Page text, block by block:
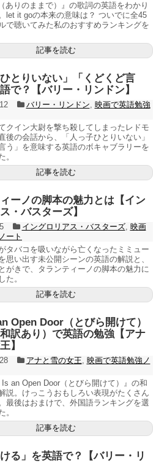
ありのままで）』の歌詞の英語をわかり
let it goの本来の意味は？ ついでに全45
で聴いてみた私のおすすめランキングを
記事を読む
ひとりいない」「くどくど言
で？【バリー・リンドン】
バリー・リンドン, 映画で英語勉強
クイン大尉を撃ち殺してしまったレドモ
後の会話から、「人っ子ひとりいない」
う」を意味する英語のボキャブラリーを
。
記事を読む
ーノの脚本の魅力とは【イン
・バスターズ】
イングロリアス・バスターズ, 映画
ート
タバコを吸いながら亡くなったミミュー
思い出す未公開シーンの英語の解説と、
がきで、タランティーノの脚本の魅力に
た。
記事を読む
Open Door（とびら開けて）
訳あり）で英語の勉強【アナ
】
アナと雪の女王, 映画で英語勉強ノ
an Open Door（とびら開けて）』の和
説。けっこうおもしろい表現がたくさん
最後はおまけで、外国語ランキングを選
。
記事を読む
ける」を英語で？【バリー・リ